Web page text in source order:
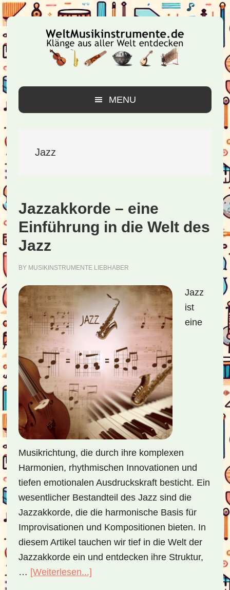
Zur
Hauptnavigation
springen
Zum
Inhalt
springen
Zur
Seitenspalte
springen
MENU
Jazz
Jazzakkorde – eine
Einführung in die Welt des
Jazz
BY MUSIKINSTRUMENTE LIEBHABER
Jazz
ist
eine
Musikrichtung, die durch ihre komplexen
Harmonien, rhythmischen Innovationen und
tiefen emotionalen Ausdruckskraft besticht. Ein
wesentlicher Bestandteil des Jazz sind die
Jazzakkorde, die die harmonische Basis für
Improvisationen und Kompositionen bieten. In
diesem Artikel tauchen wir tief in die Welt der
Jazzakkorde ein und entdecken ihre Struktur,
… [Weiterlesen...]